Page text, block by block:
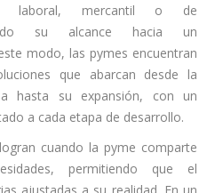
laboral, mercantil o de
su alcance hacia un
modo, las pymes encuentran
que abarcan desde la
hasta su expansión, con un
a cada etapa de desarrollo.
cuando la pyme comparte
permitiendo que el
ajustadas a su realidad. En un